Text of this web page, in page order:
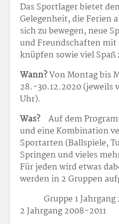
Das Sportlager bietet
Gelegenheit, die Ferien
sich zu bewegen, neue
und Freundschaften
knüpfen sowie viel Spaß
Wann?Von Montag bis
28.-30.12.2020 (jeweils
Uhr).
Was? Auf dem
und eine Kombination
Sportarten (Ballspiele,
Springen und vieles
Für jeden wird etwas
werden in 2 Gruppen
Gruppe 1
2 Jahrgang 2008-2011